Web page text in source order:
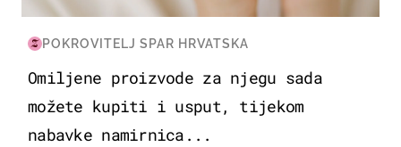
POKROVITELJ SPAR HRVATSKA
Omiljene proizvode za njegu sada
možete kupiti i usput, tijekom
nabavke namirnica...